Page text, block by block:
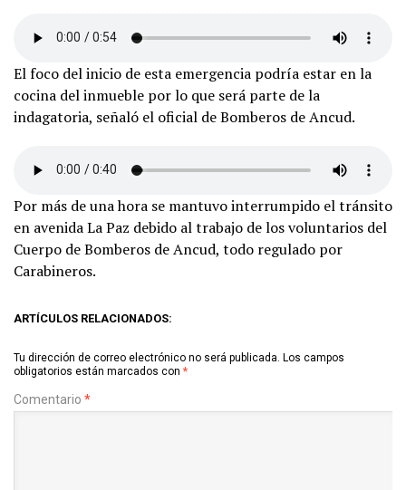
El foco del inicio de esta emergencia podría estar en la
cocina del inmueble por lo que será parte de la
indagatoria, señaló el oficial de Bomberos de Ancud.
Por más de una hora se mantuvo interrumpido el tránsito
en avenida La Paz debido al trabajo de los voluntarios del
Cuerpo de Bomberos de Ancud, todo regulado por
Carabineros.
ARTÍCULOS RELACIONADOS:
Tu dirección de correo electrónico no será publicada. Los campos
obligatorios están marcados con *
Comentario *